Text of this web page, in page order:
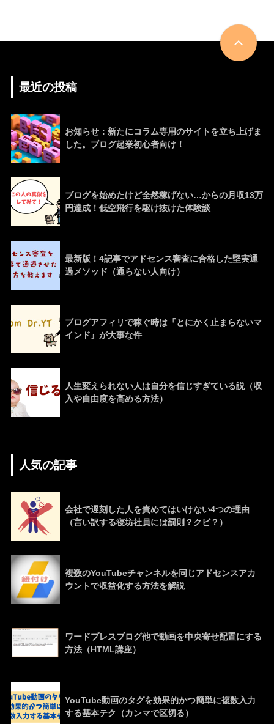
最近の投稿
お知らせ：新たにコラム専用のサイトを立ち上げま
した。ブログ起業初心者向け！
ブログを始めたけど全然稼げない…からの月収13万
円達成！低空飛行を駆け抜けた体験談
最新版！4記事でアドセンス審査に合格した堅実通
過メソッド（通らない人向け）
ブログアフィリで稼ぐ時は『とにかく止まらないマ
インド』が大事な件
人生変えられない人は自分を信じすぎている説（収
入や自由度を高める方法）
人気の記事
会社で遅刻した人を責めてはいけない4つの理由
（言い訳する寝坊社員には罰則？クビ？）
複数のYouTubeチャンネルを同じアドセンスアカ
ウントで収益化する方法を解説
ワードプレスブログ他で動画を中央寄せ配置にする
方法（HTML講座）
YouTube動画のタグを効果的かつ簡単に複数入力
する基本テク（カンマで区切る）